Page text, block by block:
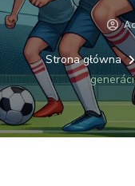
Strona główna